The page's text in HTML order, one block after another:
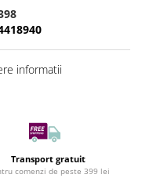
informatii
Transport gratuit
comenzi de peste 399 lei